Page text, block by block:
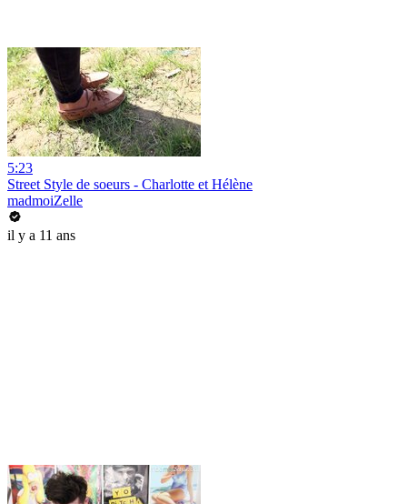
5:23
Street Style de soeurs - Charlotte et Hélène
madmoiZelle
il y a 11 ans